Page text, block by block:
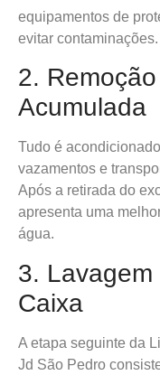
equipamentos de
evitar contaminações.
2.
Acumulada
Tudo é
vazamentos e
Após a retirada do
apresenta uma
água.
3.
Caixa
A etapa seguinte da
Jd São Pedro